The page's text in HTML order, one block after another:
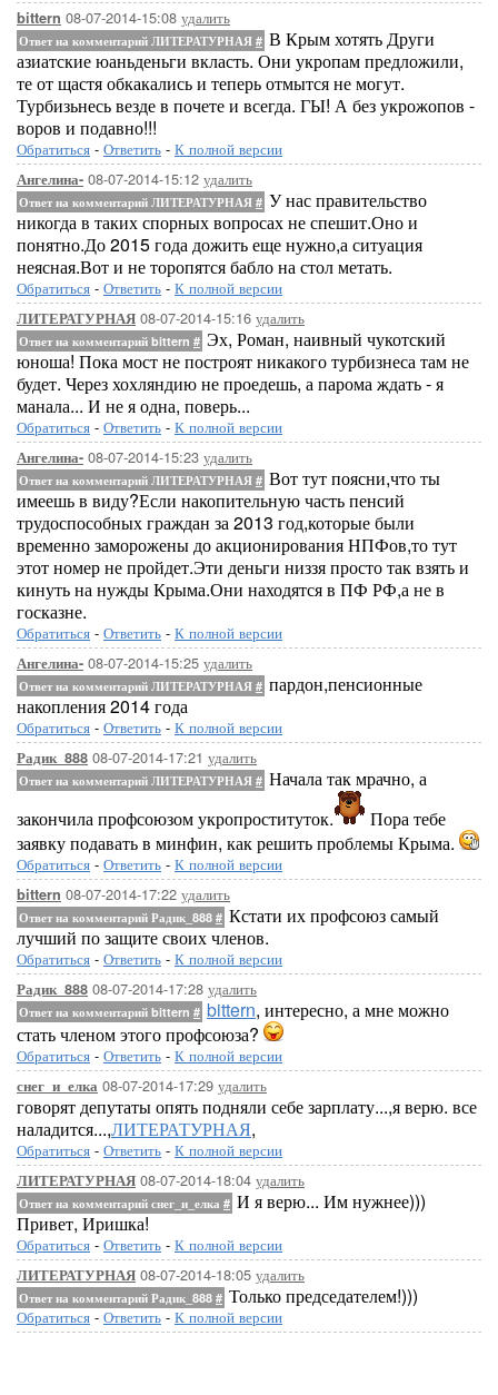
bittern 08-07-2014-15:08 удалить
Ответ на комментарий ЛИТЕРАТУРНАЯ # В Крым хотять Други
азиатские юаньденьги вкласть. Они укропам предложили,
те от щастя обкакались и теперь отмытся не могут.
Турбизьнесь везде в почете и всегда. ГЫ! А без укрожопов -
воров и подавно!!!
Обратиться - Ответить - К полной версии
Ангелина- 08-07-2014-15:12 удалить
Ответ на комментарий ЛИТЕРАТУРНАЯ # У нас правительство
никогда в таких спорных вопросах не спешит.Оно и
понятно.До 2015 года дожить еще нужно,а ситуация
неясная.Вот и не торопятся бабло на стол метать.
Обратиться - Ответить - К полной версии
ЛИТЕРАТУРНАЯ 08-07-2014-15:16 удалить
Ответ на комментарий bittern # Эх, Роман, наивный чукотский
юноша! Пока мост не построят никакого турбизнеса там не
будет. Через хохляндию не проедешь, а парома ждать - я
манала... И не я одна, поверь...
Обратиться - Ответить - К полной версии
Ангелина- 08-07-2014-15:23 удалить
Ответ на комментарий ЛИТЕРАТУРНАЯ # Вот тут поясни,что ты
имеешь в виду?Если накопительную часть пенсий
трудоспособных граждан за 2013 год,которые были
временно заморожены до акционирования НПФов,то тут
этот номер не пройдет.Эти деньги низзя просто так взять и
кинуть на нужды Крыма.Они находятся в ПФ РФ,а не в
госказне.
Обратиться - Ответить - К полной версии
Ангелина- 08-07-2014-15:25 удалить
Ответ на комментарий ЛИТЕРАТУРНАЯ # пардон,пенсионные
накопления 2014 года
Обратиться - Ответить - К полной версии
Радик_888 08-07-2014-17:21 удалить
Ответ на комментарий ЛИТЕРАТУРНАЯ # Начала так мрачно, а
закончила профсоюзом укропроституток.
Пора тебе
заявку подавать в минфин, как решить проблемы Крыма.
Обратиться - Ответить - К полной версии
bittern 08-07-2014-17:22 удалить
Ответ на комментарий Радик_888 # Кстати их профсоюз самый
лучший по защите своих членов.
Обратиться - Ответить - К полной версии
Радик_888 08-07-2014-17:28 удалить
Ответ на комментарий bittern # bittern, интересно, а мне можно
стать членом этого профсоюза?
Обратиться - Ответить - К полной версии
снег_и_елка 08-07-2014-17:29 удалить
говорят депутаты опять подняли себе зарплату...,я верю. все
наладится...,ЛИТЕРАТУРНАЯ,
Обратиться - Ответить - К полной версии
ЛИТЕРАТУРНАЯ 08-07-2014-18:04 удалить
Ответ на комментарий снег_и_елка # И я верю... Им нужнее)))
Привет, Иришка!
Обратиться - Ответить - К полной версии
ЛИТЕРАТУРНАЯ 08-07-2014-18:05 удалить
Ответ на комментарий Радик_888 # Только председателем!)))
Обратиться - Ответить - К полной версии